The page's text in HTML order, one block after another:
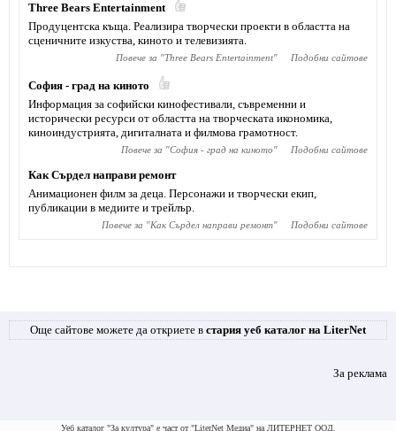
Тhree Bears Entertainment
Продуцентска къща. Реализира творчески проекти в областта на
сценичните изкуства, киното и телевизията.
Повече за "Тhree Bears Entertainment" Подобни сайтове
София - град на киното
Информация за софийски кинофестивали, съвременни и
исторически ресурси от областта на творческата икономика,
киноиндустрията, дигиталната и филмова грамотност.
Повече за "София - град на киното" Подобни сайтове
Как Сърдел направи ремонт
Анимационен филм за деца. Персонажи и творчески екип,
публикации в медиите и трейлър.
Повече за "Как Сърдел направи ремонт" Подобни сайтове
Още сайтове можете да откриете в стария уеб каталог на LiterNet
За реклама
Уеб каталог "За култура" е част от "LiterNet Медиа" на ЛИТЕРНЕТ ООД.